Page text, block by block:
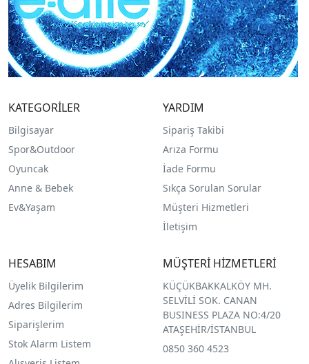
KATEGORİLER
Bilgisayar
Spor&Outdoor
Oyuncak
Anne & Bebek
Ev&Yaşam
YARDIM
Sipariş Takibi
Arıza Formu
İade Formu
Sıkça Sorulan Sorular
Müşteri Hizmetleri
İletişim
HESABIM
Üyelik Bilgilerim
Adres Bilgilerim
Siparişlerim
Stok Alarm Listem
MÜŞTERİ HİZMETLERİ
KÜÇÜKBAKKALKÖY MH.
SELVİLİ SOK. CANAN
BUSINESS PLAZA NO:4/20
ATAŞEHİR/İSTANBUL
0850 360 4523